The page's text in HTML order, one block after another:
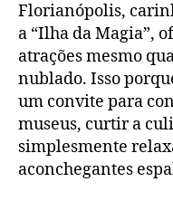
Florianópolis,
a “Ilha da Magia”,
atrações mesmo
nublado. Isso
um convite para
museus, curtir a
simplesmente
aconchegantes